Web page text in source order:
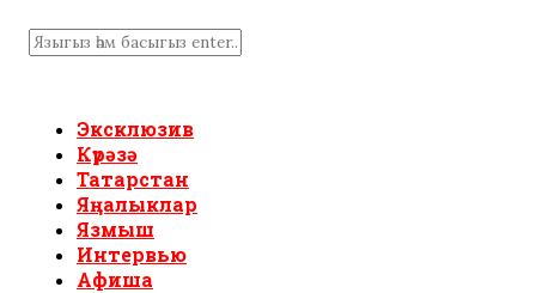
Эксклюзив
Күрәзә
Татарстан
Яңалыклар
Язмыш
Интервью
Афиша